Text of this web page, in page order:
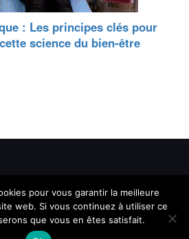
: Les principes clés pour
science du bien-être
- Copyright © 2026
pour vous garantir la meilleure
web. Si vous continuez à utiliser ce
que vous en êtes satisfait.